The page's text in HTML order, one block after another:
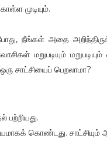
முடியும்.
​​நீங்கள் அதை
மறுபடியும்
சாட்சியைப் பெறலாமா?
பற்றியது.
கொண்டது. சாட்சியும்